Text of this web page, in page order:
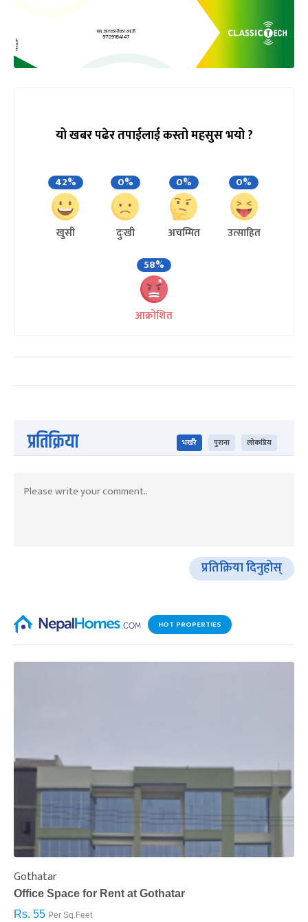
यो खबर पढेर तपाईलाई कस्तो महसुस भयो ?
42%
खुसी
0%
दुःखी
0%
अचम्मित
0%
उत्साहित
58%
आक्रोशित
प्रतिक्रिया भर्खरै पुराना लोकप्रिय
प्रतिक्रिया दिनुहोस्
HOT PROPERTIES
Gothatar
Office Space for Rent at Gothatar
Rs. 55 Per Sq.Feet